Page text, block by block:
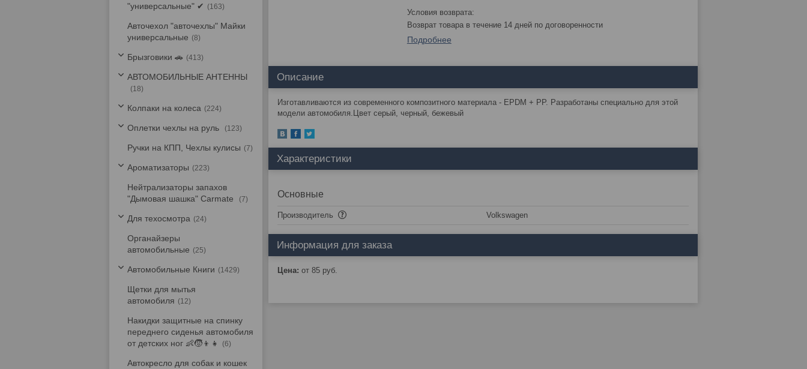
возврат товара в течение 14 дней по договоренности
Подробнее
Описание
Изготавливаются из современного композитного материала - EPDM + PP. Разработаны специально для этой
модели автомобиля.Цвет серый, черный, бежевый
Характеристики
Основные
Производитель Volkswagen
Информация для заказа
Цена: от 85 руб.
"универсальные" ✔
163
Авточехол "авточехлы" Майки
универсальные
8
Брызговики 🚗 413
АВТОМОБИЛЬНЫЕ АНТЕННЫ
18
Колпаки на колеса 224
Оплетки чехлы на руль 123
Ручки на КПП, Чехлы кулисы 7
Ароматизаторы 223
Нейтрализаторы запахов
"Дымовая шашка" Carmate
7
Для техосмотра 24
Органайзеры
автомобильные
25
Автомобильные Книги 1429
Щетки для мытья
автомобиля
12
Накидки защитные на спинку
переднего сиденья автомобиля
от детских ног 👶🧒👦👧
6
Автокресло для собак и кошек